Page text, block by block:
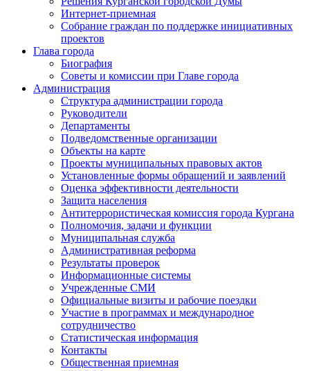
Интернет-приемная
Собрание граждан по поддержке инициативных
проектов
Глава города
Биография
Советы и комиссии при Главе города
Администрация
Структура администрации города
Руководители
Департаменты
Подведомственные организации
Объекты на карте
Проекты муниципальных правовых актов
Установленные формы обращений и заявлений
Оценка эффективности деятельности
Защита населения
Антитеррористическая комиссия города Кургана
Полномочия, задачи и функции
Муниципальная служба
Административная реформа
Результаты проверок
Информационные системы
Учрежденные СМИ
Официальные визиты и рабочие поездки
Участие в программах и международное
сотрудничество
Статистическая информация
Контакты
Общественная приемная